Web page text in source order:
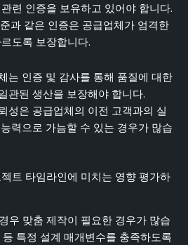
련 인증을 보유하고 있어야 합니다.
과 같은 인증은 공급업체가 엄격한
도록 보장합니다.
는 인증 및 감사를 통해 품질에 대한
관된 생산을 보장해야 합니다.
성은 공급업체의 이전 고객과의 실
력으로 가늠할 수 있는 경우가 많습
트 타임라인에 미치는 영향 평가하
우 맞춤 제작이 필요한 경우가 많습
특정 설계 매개변수를 충족하도록